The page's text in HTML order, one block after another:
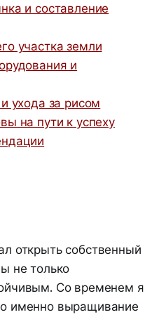
и составление
участка земли
и
ухода за рисом
на пути к успеху
открыть собственный
не только
Со временем я
именно выращивание